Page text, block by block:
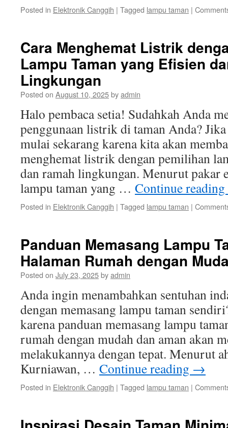
Posted in Elektronik Canggih | Tagged lampu taman |
Cara Menghemat Listrik
Lampu Taman yang Efisien
Lingkungan
Posted on August 10, 2025byadmin
Halo pembaca setia! Sudahkah Anda
penggunaan listrik di taman Anda?
mulai sekarang karena kita akan
menghemat listrik dengan pemilihan
dan ramah lingkungan. Menurut pakar
lampu taman yang … Continue reading
Posted in Elektronik Canggih | Tagged lampu taman |
Panduan Memasang Lampu
Halaman Rumah dengan
Posted on July 23, 2025byadmin
Anda ingin menambahkan sentuhan
dengan memasang lampu taman
karena panduan memasang lampu
rumah dengan mudah dan aman akan
melakukannya dengan tepat. Menurut
Kurniawan, … Continue reading →
Posted in Elektronik Canggih | Tagged lampu taman |